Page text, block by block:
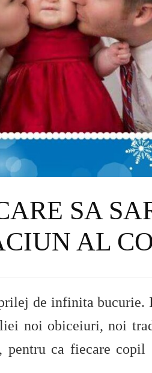
SA
AL
de infinita bucurie.
noi obiceiuri, noi
pentru ca fiecare